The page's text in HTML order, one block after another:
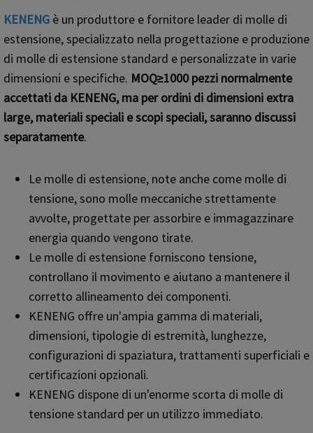
KENENG è un produttore e fornitore leader di molle di
estensione, specializzato nella progettazione e produzione
di molle di estensione standard e personalizzate in varie
dimensioni e specifiche. MOQ≥1000 pezzi normalmente
accettati da KENENG, ma per ordini di dimensioni extra
large, materiali speciali e scopi speciali, saranno discussi
separatamente.
Le molle di estensione, note anche come molle di
tensione, sono molle meccaniche strettamente
avvolte, progettate per assorbire e immagazzinare
energia quando vengono tirate.
Le molle di estensione forniscono tensione,
controllano il movimento e aiutano a mantenere il
corretto allineamento dei componenti.
KENENG offre un'ampia gamma di materiali,
dimensioni, tipologie di estremità, lunghezze,
configurazioni di spaziatura, trattamenti superficiali e
certificazioni opzionali.
KENENG dispone di un'enorme scorta di molle di
tensione standard per un utilizzo immediato.